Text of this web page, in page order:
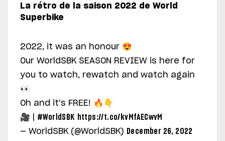
La rétro de la saison 2022 de World
Superbike
2022, it was an honour 😍
Our WorldSBK SEASON REVIEW is here for
you to watch, rewatch and watch again
👀
Oh and it's FREE! 🔥👇
🎥 | #WorldSBK https://t.co/kvMfAECwvM
— WorldSBK (@WorldSBK) December 26, 2022